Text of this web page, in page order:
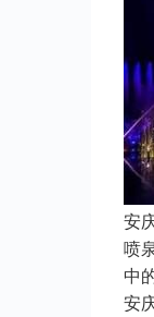
安
喷
中
安